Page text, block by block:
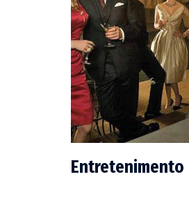
Entretenimento